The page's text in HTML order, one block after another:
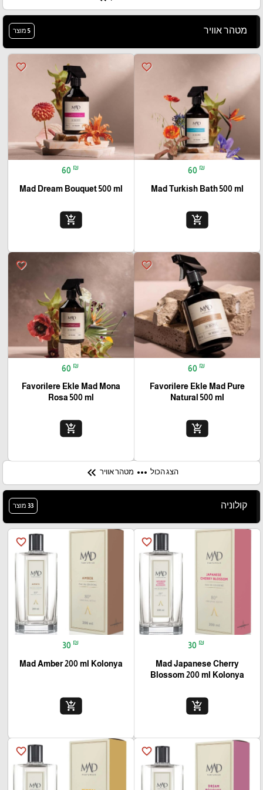
מטהר אוויר 5 מוצר
favorite_border
60 ₪
Mad Turkish Bath 500 ml
add_shopping_cart
favorite_border
60 ₪
Mad Dream Bouquet 500 ml
add_shopping_cart
favorite_border
60 ₪
Favorilere Ekle Mad Pure
Natural 500 ml
add_shopping_cart
favorite_border
60 ₪
Favorilere Ekle Mad Mona
Rosa 500 ml
add_shopping_cart
הצג הכול more_horiz מטהר אוויר keyboard_double_arrow_left
קולוניה 33 מוצר
favorite_border
30 ₪
Mad Japanese Cherry
Blossom 200 ml Kolonya
add_shopping_cart
favorite_border
30 ₪
Mad Amber 200 ml Kolonya
add_shopping_cart
favorite_border
favorite_border